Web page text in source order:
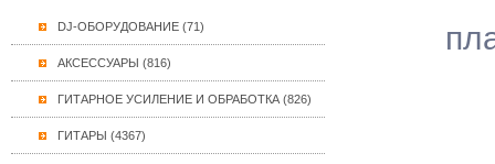
DJ-ОБОРУДОВАНИЕ (71)
АКСЕССУАРЫ (816)
ГИТАРНОЕ УСИЛЕНИЕ И ОБРАБОТКА (826)
ГИТАРЫ (4367)